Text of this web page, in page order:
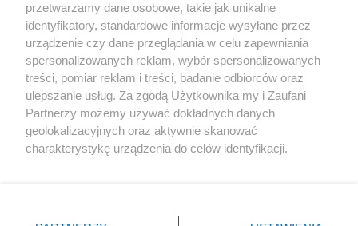
Kultura
X Facebook Instagram Youtube
przetwarzamy dane osobowe, takie jak unikalne
identyfikatory, standardowe informacje wysyłane przez
urządzenie czy dane przeglądania w celu zapewniania
spersonalizowanych reklam, wybór spersonalizowanych
treści, pomiar reklam i treści, badanie odbiorców oraz
ulepszanie usług. Za zgodą Użytkownika my i Zaufani
Partnerzy możemy używać dokładnych danych
geolokalizacyjnych oraz aktywnie skanować
charakterystykę urządzenia do celów identyfikacji.
zmienić/wycofać klikając przycisk ustawień prywatności